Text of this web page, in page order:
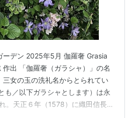
ーデン 2025年5月 伽羅奢 Grasia
出 「伽羅奢（ガラシャ）」の名
三女の玉の洗礼名からとられてい
も／以下ガラシャとします）は永
。天正６年（1578）に織田信長の